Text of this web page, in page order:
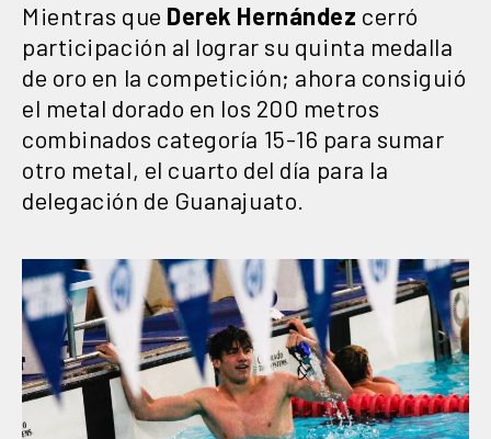
Mientras que Derek Hernández cerró
participación al lograr su quinta medalla
de oro en la competición; ahora consiguió
el metal dorado en los 200 metros
combinados categoría 15-16 para sumar
otro metal, el cuarto del día para la
delegación de Guanajuato.